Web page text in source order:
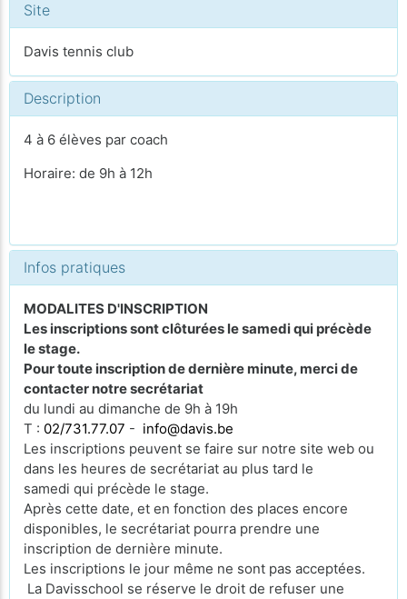
Site
Davis tennis club
Description
4 à 6 élèves par coach
Horaire: de 9h à 12h
Infos pratiques
MODALITES D'INSCRIPTION
Les inscriptions sont clôturées le samedi qui précède
le stage.
Pour toute inscription de dernière minute, merci de
contacter notre secrétariat
du lundi au dimanche de 9h à 19h
T : 02/731.77.07 - info@davis.be
Les inscriptions peuvent se faire sur notre site web ou
dans les heures de secrétariat au plus tard le
samedi qui précède le stage.
Après cette date, et en fonction des places encore
disponibles, le secrétariat pourra prendre une
inscription de dernière minute.
Les inscriptions le jour même ne sont pas acceptées.
La Davisschool se réserve le droit de refuser une